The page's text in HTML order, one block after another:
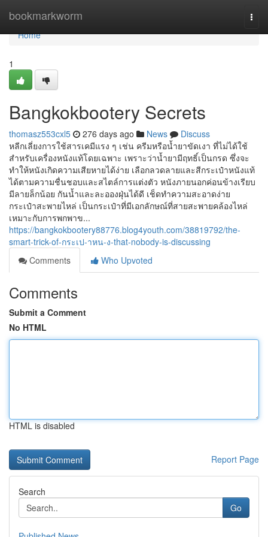
bookmarkworm
Home
Home
1
Bangkokbootery Secrets
thomasz553cxl5 276 days ago News
Discuss
หลีกเลี่ยงการใช้สารเคมีแรง ๆ เช่น ครีมหรือน้ำยาขัดเงา ที่ไม่ได้ใช้
สำหรับเครื่องหนังแท้โดยเฉพาะ เพราะว่าน้ำยามีฤทธิ์เป็นกรด ซึ่งจะ
ทำให้หนังเกิดความเสียหายได้ง่าย เลือกลวดลายและสีกระเป๋าหนังแท้
ได้ตามความชื่นชอบและสไตล์การแต่งตัว หนังภายนอกค่อนข้างเรียบ
มีลายล็กน้อย กันน้ำและละอองฝุ่นได้ดี เช็ดทำความสะอาดง่าย
กระเป๋าสะพายไหล่ เป็นกระเป๋าที่มีเอกลักษณ์ที่สายสะพายคล้องไหล่
เหมาะกับการพกพาข...
https://bangkokbootery88776.blog4youth.com/38819792/the-
smart-trick-of-กระเป-าหน-ง-that-nobody-is-discussing
Comments
Who Upvoted
Comments
Submit a Comment
No HTML
HTML is disabled
Report Page
Search
Go